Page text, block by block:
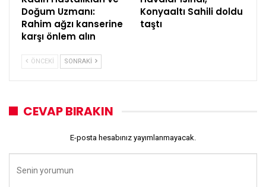
Doğum Uzmanı:
Rahim ağzı kanserine
karşı önlem alın
Konyaaltı Sahili doldu
taştı
ÖNCEKI SONRAKI
CEVAP BIRAKIN
E-posta hesabınız yayımlanmayacak.